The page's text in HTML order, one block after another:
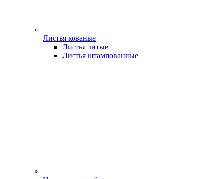
Листья кованые
Листья литые
Листья штампованные